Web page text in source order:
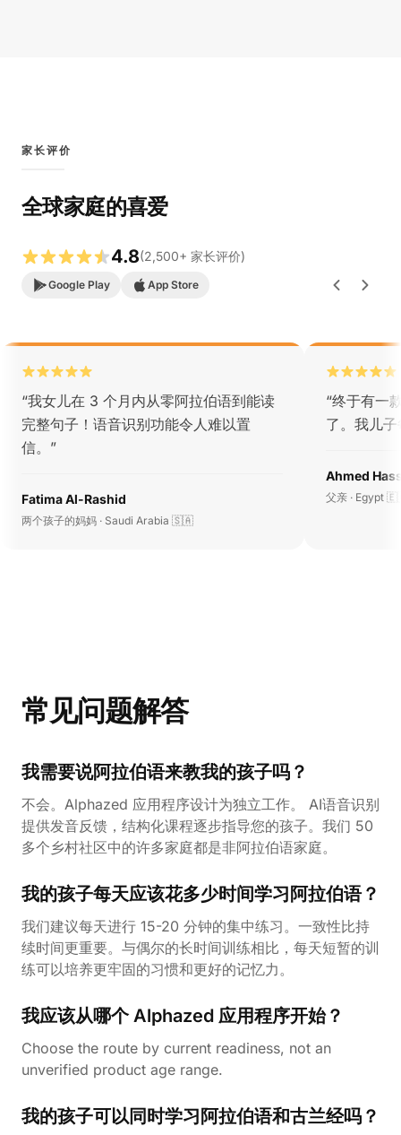
家长评价
全球家庭的喜爱
4.8(2,500+ 家长评价)
Google Play App Store
“我女儿在 3 个月内从零阿拉伯语到能读
完整句子！语音识别功能令人难以置
信。 ”
Fatima Al-Rashid
两个孩子的妈妈 · Saudi Arabia 🇸🇦
“终于有一
了。我儿
Ahmed
父亲 · Egypt
常见问题解答
我需要说阿拉伯语来教我的孩子吗？
不会。Alphazed 应用程序设计为独立工作。 AI语音识别
提供发音反馈，结构化课程逐步指导您的孩子。我们 50
多个乡村社区中的许多家庭都是非阿拉伯语家庭。
我的孩子每天应该花多少时间学习阿拉伯语？
我们建议每天进行 15-20 分钟的集中练习。一致性比持
续时间更重要。与偶尔的长时间训练相比，每天短暂的训
练可以培养更牢固的习惯和更好的记忆力。
我应该从哪个 Alphazed 应用程序开始？
Choose the route by current readiness, not an
unverified product age range.
我的孩子可以同时学习阿拉伯语和古兰经吗？